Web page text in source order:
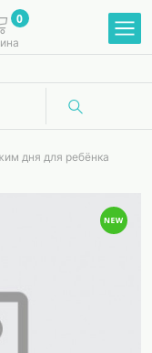
0
дня для ребёнка